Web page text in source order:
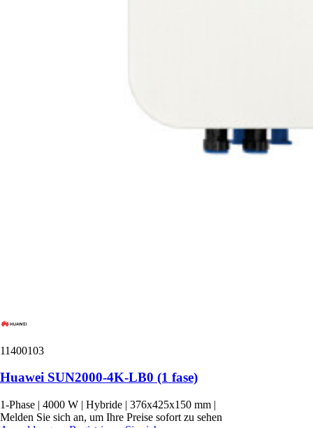
11400103
Huawei SUN2000-4K-LB0 (1 fase)
1-Phase | 4000 W | Hybride | 376x425x150 mm |
Melden Sie sich an, um Ihre Preise sofort zu sehen